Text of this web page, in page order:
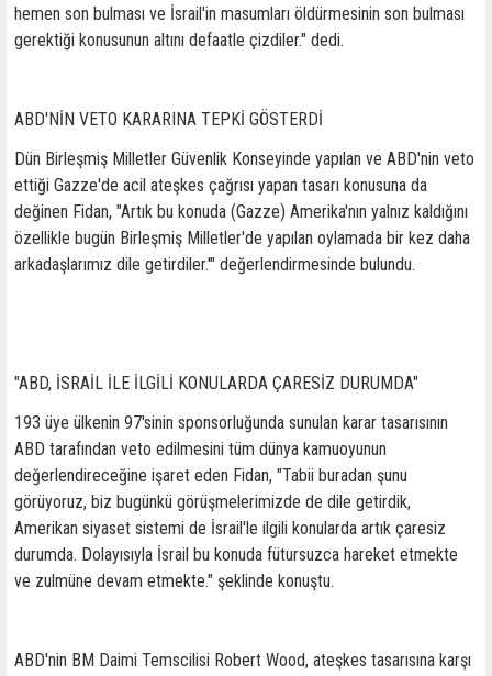
hemen son bulması ve İsrail'in masumları öldürmesinin son bulması
gerektiği konusunun altını defaatle çizdiler." dedi.
ABD'NİN VETO KARARINA TEPKİ GÖSTERDİ
Dün Birleşmiş Milletler Güvenlik Konseyinde yapılan ve ABD'nin veto
ettiği Gazze'de acil ateşkes çağrısı yapan tasarı konusuna da
değinen Fidan, "Artık bu konuda (Gazze) Amerika'nın yalnız kaldığını
özellikle bugün Birleşmiş Milletler'de yapılan oylamada bir kez daha
arkadaşlarımız dile getirdiler.'" değerlendirmesinde bulundu.
"ABD, İSRAİL İLE İLGİLİ KONULARDA ÇARESİZ DURUMDA"
193 üye ülkenin 97'sinin sponsorluğunda sunulan karar tasarısının
ABD tarafından veto edilmesini tüm dünya kamuoyunun
değerlendireceğine işaret eden Fidan, "Tabii buradan şunu
görüyoruz, biz bugünkü görüşmelerimizde de dile getirdik,
Amerikan siyaset sistemi de İsrail'le ilgili konularda artık çaresiz
durumda. Dolayısıyla İsrail bu konuda fütursuzca hareket etmekte
ve zulmüne devam etmekte." şeklinde konuştu.
ABD'nin BM Daimi Temscilisi Robert Wood, ateşkes tasarısına karşı